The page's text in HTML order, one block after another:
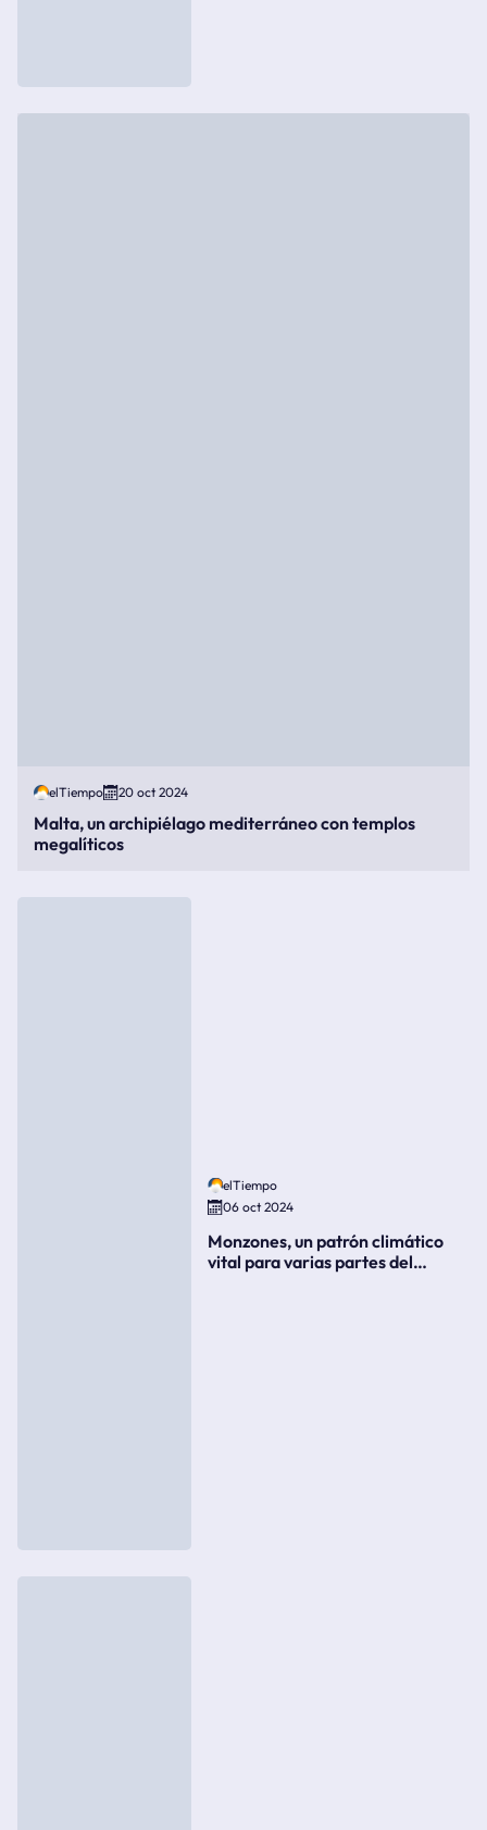
elTiempo 20 oct 2024
Malta, un archipiélago mediterráneo con templos
megalíticos
elTiempo
06 oct 2024
Monzones, un patrón climático
vital para varias partes del